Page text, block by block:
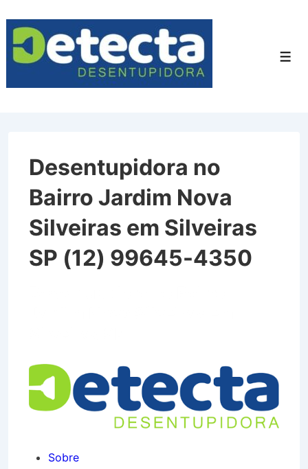
para
Conteúdo
Desentupidora no
Bairro Jardim Nova
Silveiras em Silveiras
SP (12) 99645-4350
Sobre